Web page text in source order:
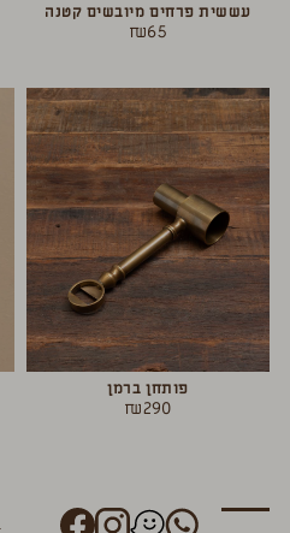
עששית פרחים מיובשים קטנה
₪65
פותחן ברמן
₪290